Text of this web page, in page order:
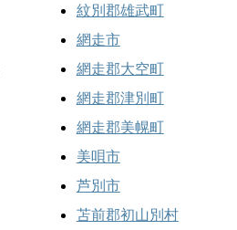
紋別郡雄武町
網走市
網走郡大空町
網走郡津別町
網走郡美幌町
美唄市
芦別市
苫前郡初山別村